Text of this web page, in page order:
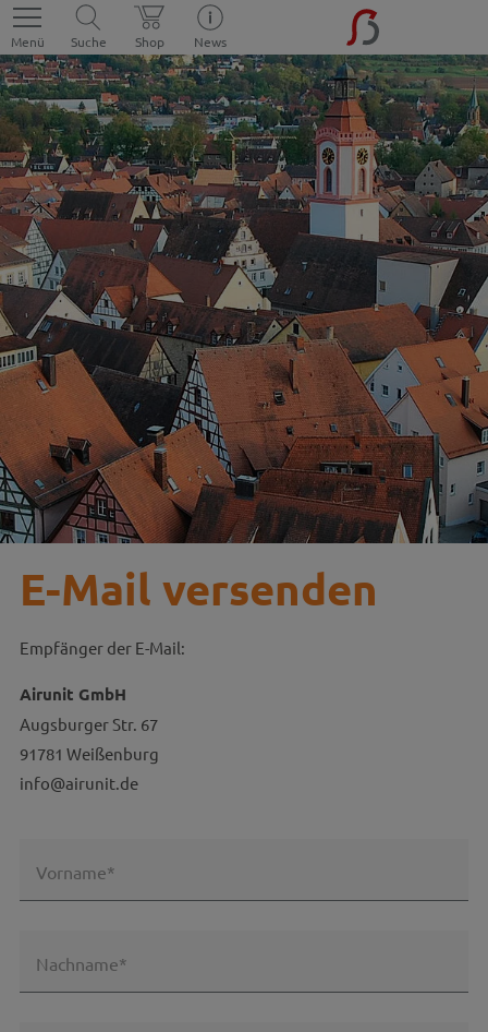
Menü Suche Shop News
E-Mail versenden
Empfänger der E-Mail:
Airunit GmbH
Augsburger Str. 67
91781 Weißenburg
info@airunit.de
Vorname*
Nachname*